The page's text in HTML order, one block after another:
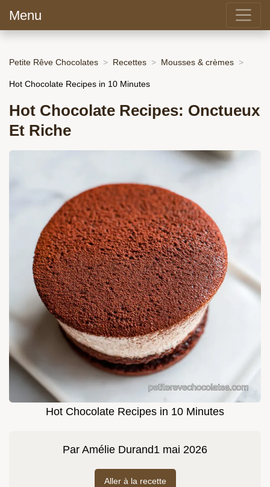
Menu
Petite Rêve Chocolates Recettes Mousses & crèmes
Hot Chocolate Recipes in 10 Minutes
Hot Chocolate Recipes: Onctueux
Et Riche
Hot Chocolate Recipes in 10 Minutes
Par Amélie Durand1 mai 2026
Aller à la recette